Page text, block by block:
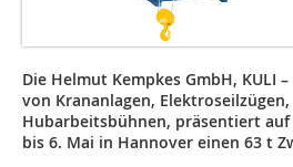
Die Helmut Kempkes GmbH, KULI
von Krananlagen,
Hubarbeitsbühnen, präsentiert auf
bis 6. Mai in Hannover einen 63 t